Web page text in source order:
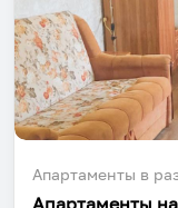
Апартаменты в